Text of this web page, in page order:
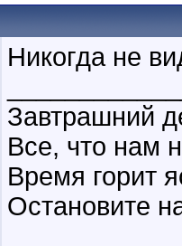
Никогда не
Завтрашний
Все, что нам
Время горит
Остановите